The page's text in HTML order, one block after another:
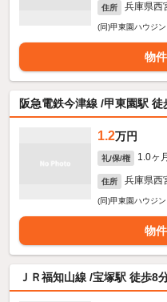
住所 兵庫県西
(同)甲東園ハウジ
物
阪急電鉄今津線 /甲東園駅 徒
1.2万円
礼/保/権 1.0ヶ
住所 兵庫県西
(同)甲東園ハウジ
物
ＪＲ福知山線 /宝塚駅 徒歩8